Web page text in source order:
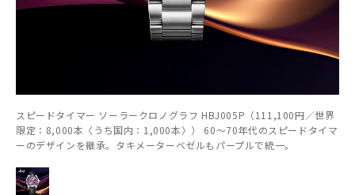
スピードタイマー ソーラークロノグラフ HBJ005P（111,100円／世界
限定：8,000本〈うち国内：1,000本〉） 60～70年代のスピードタイマ
ーのデザインを継承。タキメーターベゼルもパープルで統一。